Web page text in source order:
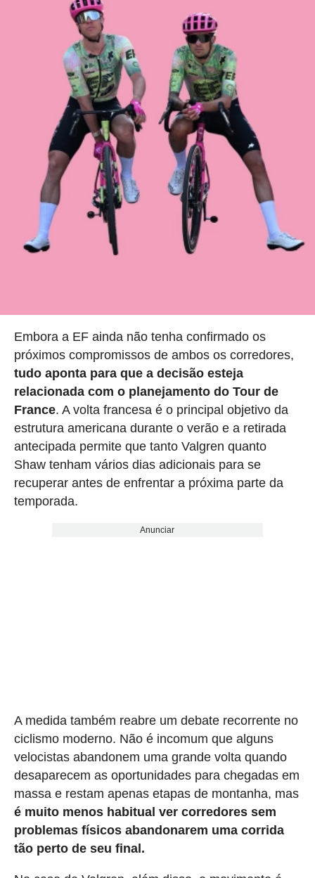
Embora a EF ainda não tenha confirmado os
próximos compromissos de ambos os corredores,
tudo aponta para que a decisão esteja
relacionada com o planejamento do Tour de
France. A volta francesa é o principal objetivo da
estrutura americana durante o verão e a retirada
antecipada permite que tanto Valgren quanto
Shaw tenham vários dias adicionais para se
recuperar antes de enfrentar a próxima parte da
temporada.
Anunciar
A medida também reabre um debate recorrente no
ciclismo moderno. Não é incomum que alguns
velocistas abandonem uma grande volta quando
desaparecem as oportunidades para chegadas em
massa e restam apenas etapas de montanha, mas
é muito menos habitual ver corredores sem
problemas físicos abandonarem uma corrida
tão perto de seu final.